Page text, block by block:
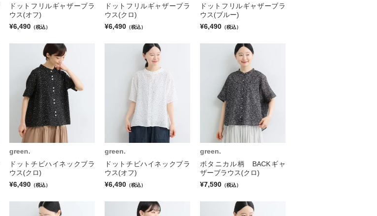
ドットフリルギャザーブラ
ウス(オフ)
¥6,490 （税込）
ドットフリルギャザーブラ
ウス(クロ)
¥6,490 （税込）
ドットフリルギャザーブラ
ウス(ブルー)
¥6,490 （税込）
green.
ドットチビハイネックブラ
ウス(クロ)
¥6,490 （税込）
green.
ドットチビハイネックブラ
ウス(オフ)
¥6,490 （税込）
green.
ボタニカル柄 BACKギャ
ザーブラウス(クロ)
¥7,590 （税込）